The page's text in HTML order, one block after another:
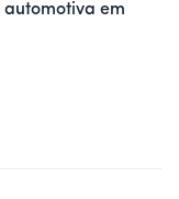
automotiva em